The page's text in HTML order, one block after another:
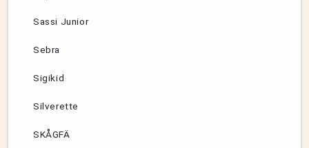
Sassi Junior
Sebra
Sigikid
Silverette
SKÅGFÄ